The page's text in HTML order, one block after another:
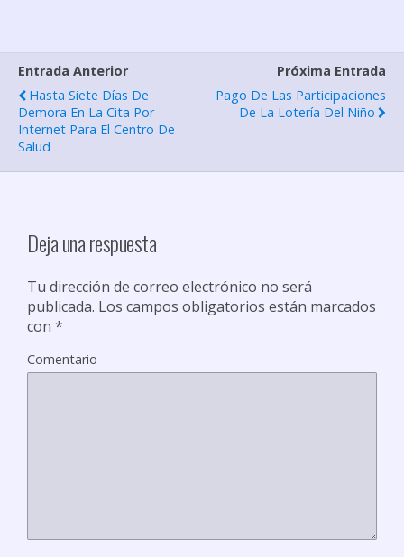
a
r
i
Entrada Anterior
Hasta Siete Días De
Demora En La Cita Por
Internet Para El Centro De
Salud
Próxima Entrada
Pago De Las Participaciones
De La Lotería Del Niño
Deja una respuesta
Tu dirección de correo electrónico no será
publicada. Los campos obligatorios están marcados
con *
Comentario